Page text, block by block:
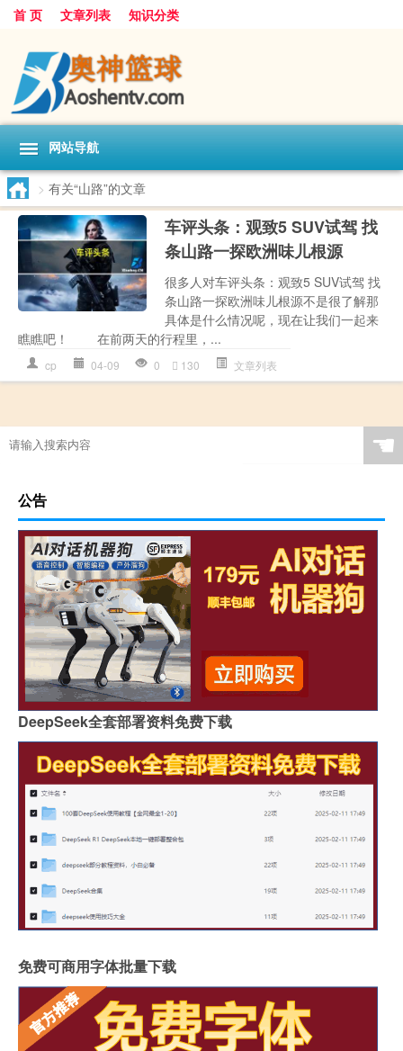
首 页 文章列表 知识分类
网站导航
> 有关“山路”的文章
车评头条：观致5 SUV试驾 找
条山路一探欧洲味儿根源
很多人对车评头条：观致5 SUV试驾 找
条山路一探欧洲味儿根源不是很了解那
具体是什么情况呢，现在让我们一起来
瞧瞧吧！ 在前两天的行程里，...
cp 04-09 0 130 文章列表
☚
公告
DeepSeek全套部署资料免费下载
免费可商用字体批量下载